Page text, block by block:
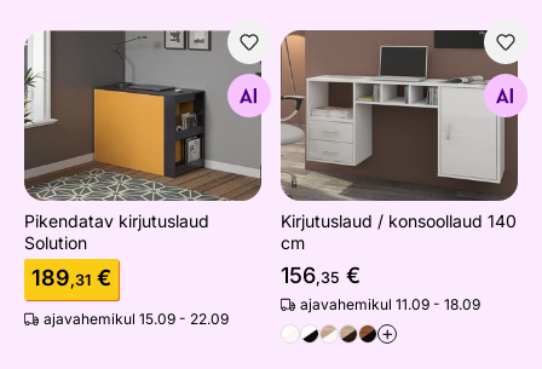
Pikendatav kirjutuslaud Solution
Otsi sarnaseid
Pikendatav kirjutuslaud
Solution
189,31 €
ajavahemikul 15.09 - 22.09
Kirjutuslaud / konsoollaud
Otsi sarnaseid
Kirjutuslaud / konsoollaud 140
cm
156,35 €
ajavahemikul 11.09 - 18.09
+